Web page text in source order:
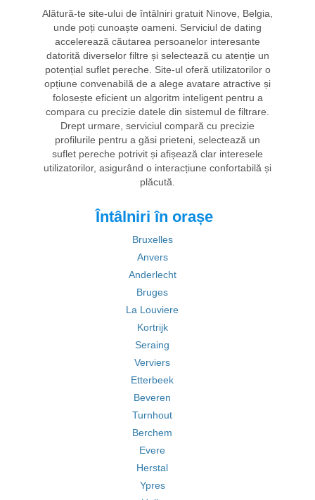
Alătură-te site-ului de întâlniri gratuit Ninove, Belgia,
unde poți cunoaște oameni. Serviciul de dating
accelerează căutarea persoanelor interesante
datorită diverselor filtre și selectează cu atenție un
potențial suflet pereche. Site-ul oferă utilizatorilor o
opțiune convenabilă de a alege avatare atractive și
folosește eficient un algoritm inteligent pentru a
compara cu precizie datele din sistemul de filtrare.
Drept urmare, serviciul compară cu precizie
profilurile pentru a găsi prieteni, selectează un
suflet pereche potrivit și afișează clar interesele
utilizatorilor, asigurând o interacțiune confortabilă și
plăcută.
Întâlniri în orașe
Bruxelles
Anvers
Anderlecht
Bruges
La Louviere
Kortrijk
Seraing
Verviers
Etterbeek
Beveren
Turnhout
Berchem
Evere
Herstal
Ypres